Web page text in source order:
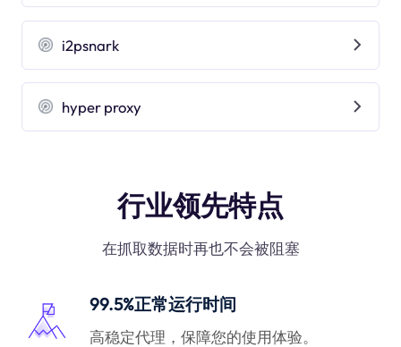
i2psnark
hyper proxy
行业领先特点
在抓取数据时再也不会被阻塞
99.5%正常运行时间
高稳定代理，保障您的使用体验。